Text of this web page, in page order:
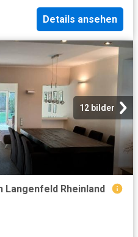
Details ansehen
12 bilder
Langenfeld Rheinland